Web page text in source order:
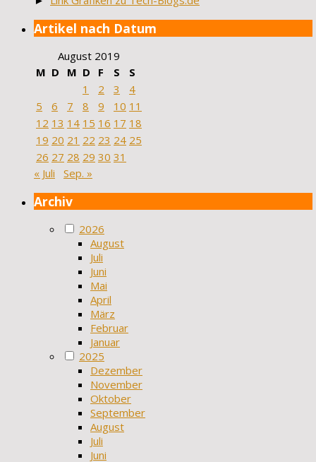
Artikel nach Datum
August 2019
M D M D F S
S
1
2 3
4
5
6 7 8 9 10 11
12 13 14 15 16 17 18
19 20 21 22 23 24 25
26 27 28 29 30 31
« Juli
Sep. »
Archiv
2026
August
Juli
Juni
Mai
April
März
Februar
Januar
2025
Dezember
November
Oktober
September
August
Juli
Juni